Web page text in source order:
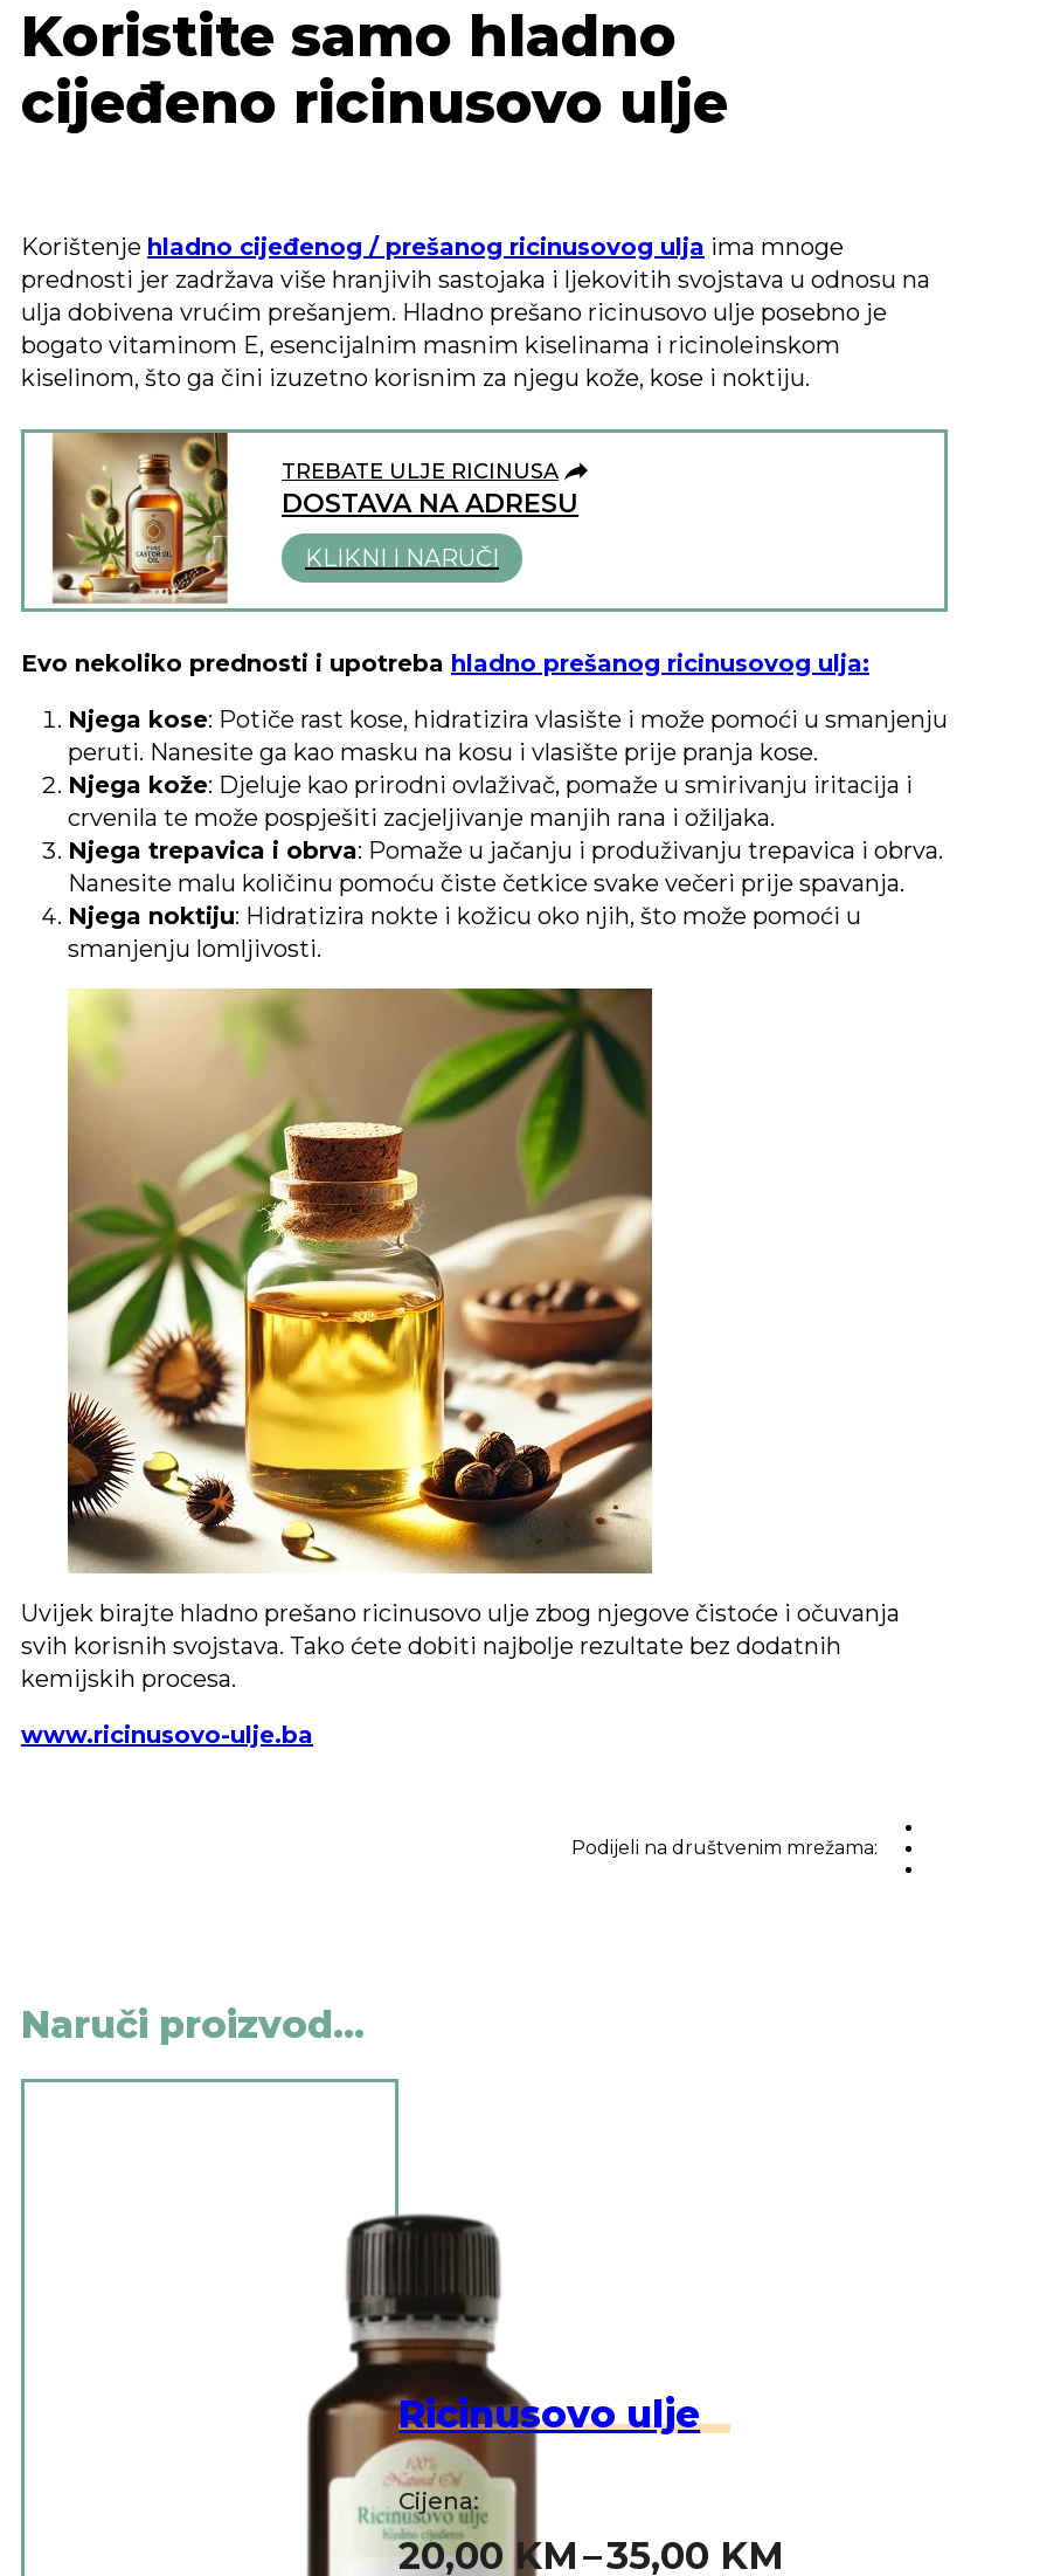
Koristite samo hladno
cijeđeno ricinusovo ulje
Korištenje hladno cijeđenog / prešanog ricinusovog ulja ima mnoge
prednosti jer zadržava više hranjivih sastojaka i ljekovitih svojstava u odnosu na
ulja dobivena vrućim prešanjem. Hladno prešano ricinusovo ulje posebno je
bogato vitaminom E, esencijalnim masnim kiselinama i ricinoleinskom
kiselinom, što ga čini izuzetno korisnim za njegu kože, kose i noktiju.
TREBATE ULJE RICINUSA
DOSTAVA NA ADRESU
KLIKNI I NARUČI
Evo nekoliko prednosti i upotreba hladno prešanog ricinusovog ulja:
Njega kose: Potiče rast kose, hidratizira vlasište i može pomoći u smanjenju
peruti. Nanesite ga kao masku na kosu i vlasište prije pranja kose.
Njega kože: Djeluje kao prirodni ovlaživač, pomaže u smirivanju iritacija i
crvenila te može pospješiti zacjeljivanje manjih rana i ožiljaka.
Njega trepavica i obrva: Pomaže u jačanju i produživanju trepavica i obrva.
Nanesite malu količinu pomoću čiste četkice svake večeri prije spavanja.
Njega noktiju: Hidratizira nokte i kožicu oko njih, što može pomoći u
smanjenju lomljivosti.
Uvijek birajte hladno prešano ricinusovo ulje zbog njegove čistoće i očuvanja
svih korisnih svojstava. Tako ćete dobiti najbolje rezultate bez dodatnih
kemijskih procesa.
www.ricinusovo-ulje.ba
Podijeli na društvenim mrežama:
Naruči proizvod...
Ricinusovo ulje
Cijena:
20,00 KM–35,00 KM